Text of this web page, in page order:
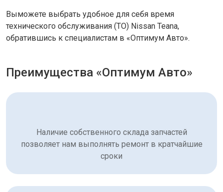
Выможете выбрать удобное для себя время
технического обслуживания (ТО) Nissan Teana,
обратившись к специалистам в «Оптимум Авто».
Преимущества «Оптимум Авто»
Наличие собственного склада запчастей
позволяет нам выполнять ремонт в кратчайшие
сроки